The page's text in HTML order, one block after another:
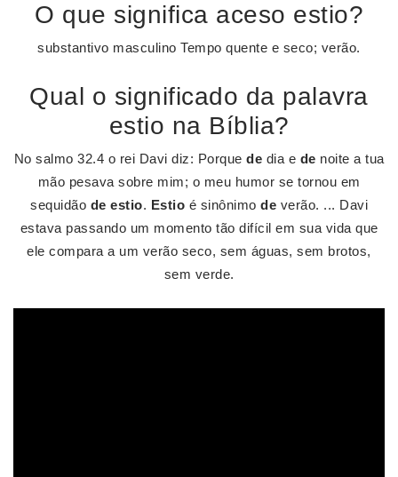
O que significa aceso estio?
substantivo masculino Tempo quente e seco; verão.
Qual o significado da palavra
estio na Bíblia?
No salmo 32.4 o rei Davi diz: Porque de dia e de noite a tua
mão pesava sobre mim; o meu humor se tornou em
sequidão de estio. Estio é sinônimo de verão. ... Davi
estava passando um momento tão difícil em sua vida que
ele compara a um verão seco, sem águas, sem brotos,
sem verde.